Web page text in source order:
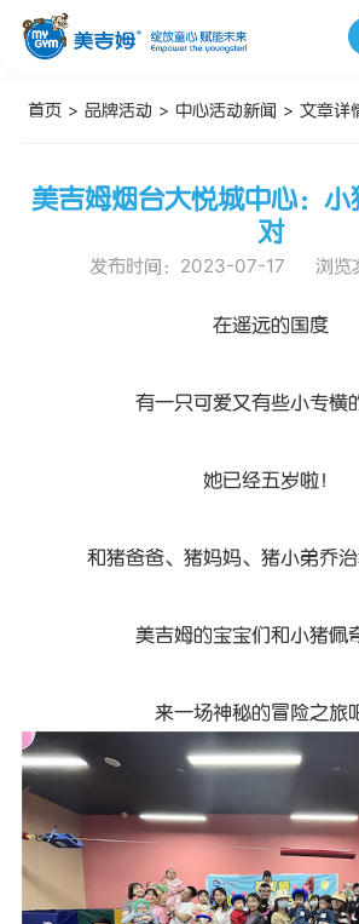
首页 > 品牌活动 > 中心活动新闻 > 文章详
美吉姆烟台大悦城中心：
对
发布时间：2023-07-17 浏览
在遥远的国度
有一只可爱又有些小专横
她已经五岁啦！
和猪爸爸、猪妈妈、猪小弟乔
美吉姆的宝宝们和小猪佩
来一场神秘的冒险之旅